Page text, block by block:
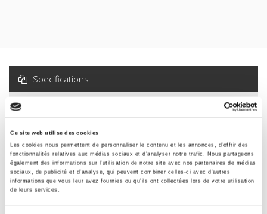
Ce site web utilise des cookies
Les cookies nous permettent de personnaliser le contenu et les annonces, d'offrir des
fonctionnalités relatives aux médias sociaux et d'analyser notre trafic. Nous partageons
également des informations sur l'utilisation de notre site avec nos partenaires de médias
sociaux, de publicité et d'analyse, qui peuvent combiner celles-ci avec d'autres
informations que vous leur avez fournies ou qu'ils ont collectées lors de votre utilisation
de leurs services.
Specifications
Specifications
Publisher
Presses de Sciences Po